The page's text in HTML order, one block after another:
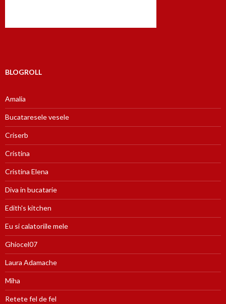
BLOGROLL
Amalia
Bucataresele vesele
Criserb
Cristina
Cristina Elena
Diva in bucatarie
Edith's kitchen
Eu si calatoriile mele
Ghiocel07
Laura Adamache
Miha
Retete fel de fel